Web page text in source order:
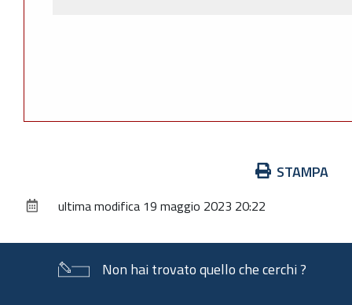
documento
STAMPA
ultima modifica 19 maggio 2023 20:22
Non hai trovato quello che cerchi ?